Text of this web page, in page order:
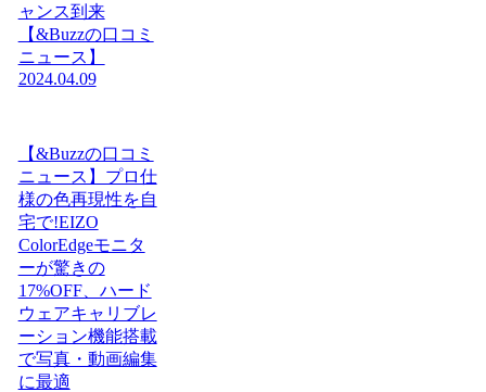
ャンス到来
【&Buzzの口コミ
ニュース】
2024.04.09
【&Buzzの口コミ
ニュース】プロ仕
様の色再現性を自
宅で!EIZO
ColorEdgeモニタ
ーが驚きの
17%OFF、ハード
ウェアキャリブレ
ーション機能搭載
で写真・動画編集
に最適